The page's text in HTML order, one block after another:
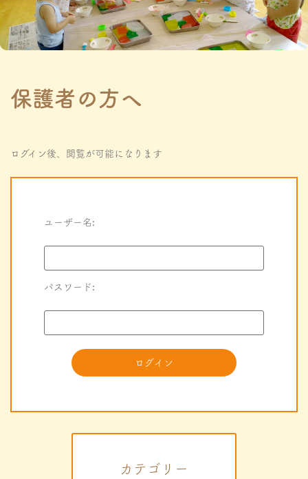
保護者の方へ
ログイン後、閲覧が可能になります
ユーザー名:
パスワード:
カテゴリー